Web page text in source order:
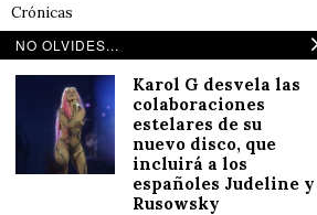
Crónicas
Noticias de deportes en España
Reflexiones
LINKS
NO OLVIDES...
Karol G desvela las
colaboraciones
estelares de su
nuevo disco, que
incluirá a los
españoles Judeline y
Rusowsky